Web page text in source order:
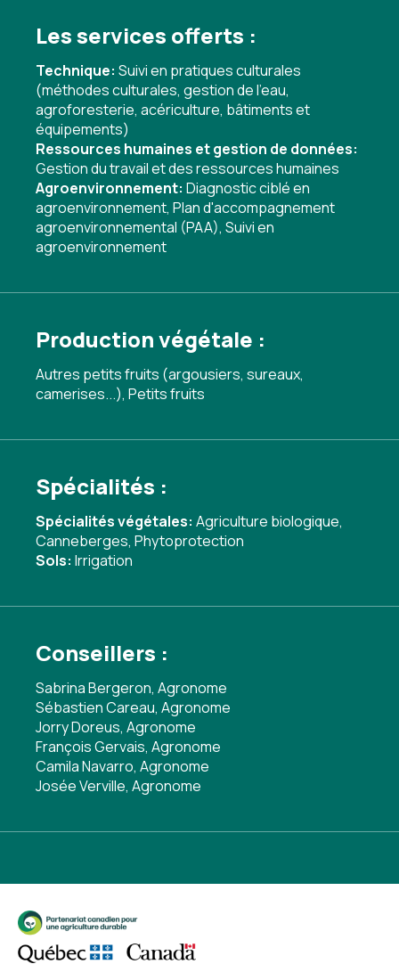
Les services offerts :
Technique: Suivi en pratiques culturales
(méthodes culturales, gestion de l'eau,
agroforesterie, acériculture, bâtiments et
équipements)
Ressources humaines et gestion de données:
Gestion du travail et des ressources humaines
Agroenvironnement: Diagnostic ciblé en
agroenvironnement, Plan d'accompagnement
agroenvironnemental (PAA), Suivi en
agroenvironnement
Production végétale :
Autres petits fruits (argousiers, sureaux,
camerises...), Petits fruits
Spécialités :
Spécialités végétales: Agriculture biologique,
Canneberges, Phytoprotection
Sols: Irrigation
Conseillers :
Sabrina Bergeron, Agronome
Sébastien Careau, Agronome
Jorry Doreus, Agronome
François Gervais, Agronome
Camila Navarro, Agronome
Josée Verville, Agronome